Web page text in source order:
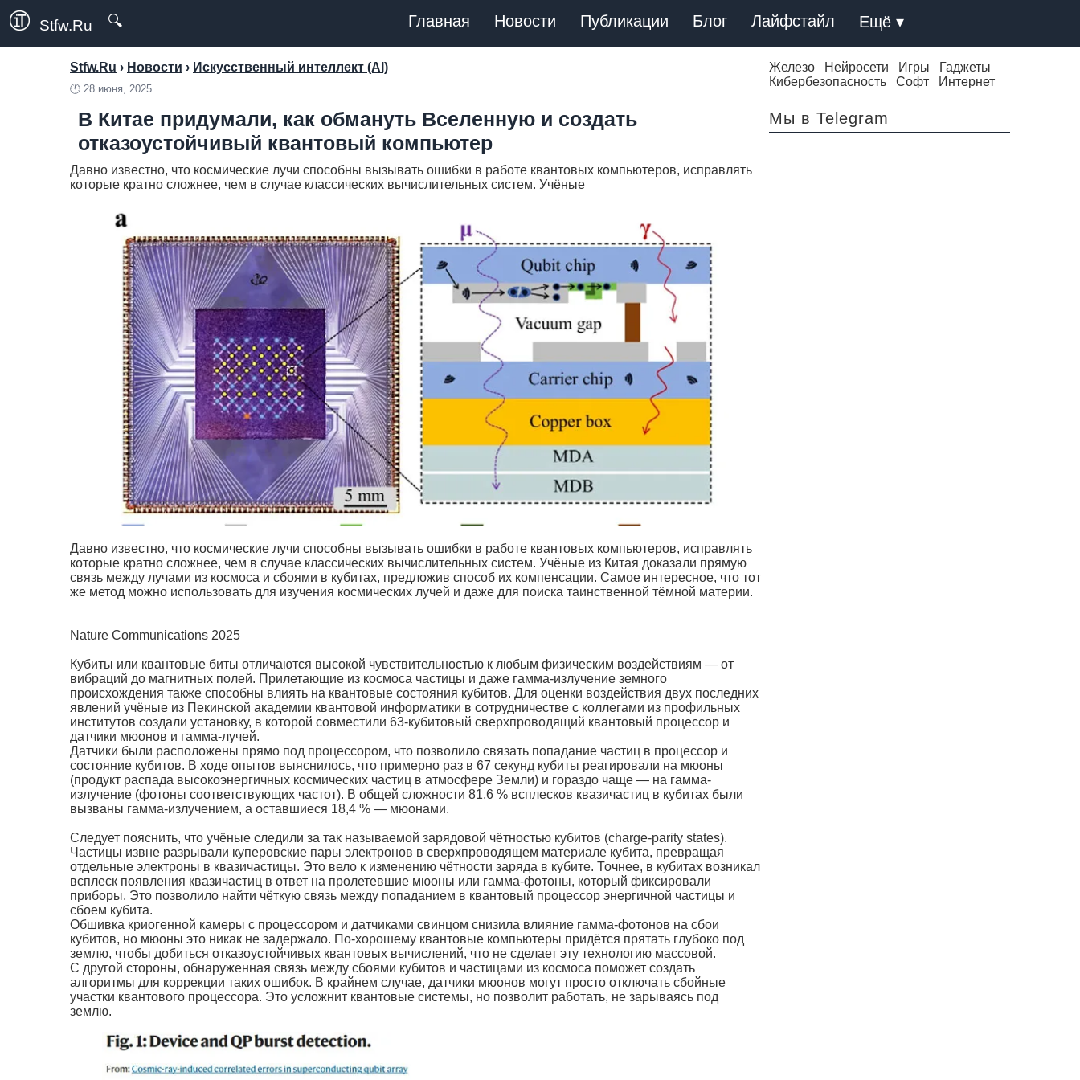
Stfw.Ru 🔍 Главная Новости Публикации Блог Лайфстайл Ещё ▾
Stfw.Ru › Новости › Искусственный интеллект (AI)
🕛 28 июня, 2025.
В Китае придумали, как обмануть Вселенную и создать
отказоустойчивый квантовый компьютер
Давно известно, что космические лучи способны вызывать ошибки в работе квантовых компьютеров, исправлять
которые кратно сложнее, чем в случае классических вычислительных систем. Учёные
Давно известно, что космические лучи способны вызывать ошибки в работе квантовых компьютеров, исправлять
которые кратно сложнее, чем в случае классических вычислительных систем. Учёные из Китая доказали прямую
связь между лучами из космоса и сбоями в кубитах, предложив способ их компенсации. Самое интересное, что тот
же метод можно использовать для изучения космических лучей и даже для поиска таинственной тёмной материи.
Nature Communications 2025
Кубиты или квантовые биты отличаются высокой чувствительностью к любым физическим воздействиям — от
вибраций до магнитных полей. Прилетающие из космоса частицы и даже гамма-излучение земного
происхождения также способны влиять на квантовые состояния кубитов. Для оценки воздействия двух последних
явлений учёные из Пекинской академии квантовой информатики в сотрудничестве с коллегами из профильных
институтов создали установку, в которой совместили 63-кубитовый сверхпроводящий квантовый процессор и
датчики мюонов и гамма-лучей.
Датчики были расположены прямо под процессором, что позволило связать попадание частиц в процессор и
состояние кубитов. В ходе опытов выяснилось, что примерно раз в 67 секунд кубиты реагировали на мюоны
(продукт распада высокоэнергичных космических частиц в атмосфере Земли) и гораздо чаще — на гамма-
излучение (фотоны соответствующих частот). В общей сложности 81,6 % всплесков квазичастиц в кубитах были
вызваны гамма-излучением, а оставшиеся 18,4 % — мюонами.
Следует пояснить, что учёные следили за так называемой зарядовой чётностью кубитов (charge-parity states).
Частицы извне разрывали куперовские пары электронов в сверхпроводящем материале кубита, превращая
отдельные электроны в квазичастицы. Это вело к изменению чётности заряда в кубите. Точнее, в кубитах возникал
всплеск появления квазичастиц в ответ на пролетевшие мюоны или гамма-фотоны, который фиксировали
приборы. Это позволило найти чёткую связь между попаданием в квантовый процессор энергичной частицы и
сбоем кубита.
Обшивка криогенной камеры с процессором и датчиками свинцом снизила влияние гамма-фотонов на сбои
кубитов, но мюоны это никак не задержало. По-хорошему квантовые компьютеры придётся прятать глубоко под
землю, чтобы добиться отказоустойчивых квантовых вычислений, что не сделает эту технологию массовой.
С другой стороны, обнаруженная связь между сбоями кубитов и частицами из космоса поможет создать
алгоритмы для коррекции таких ошибок. В крайнем случае, датчики мюонов могут просто отключать сбойные
участки квантового процессора. Это усложнит квантовые системы, но позволит работать, не зарываясь под
землю.
Железо Нейросети Игры
Гаджеты
Кибербезопасность
Софт Интернет
Мы в Telegram